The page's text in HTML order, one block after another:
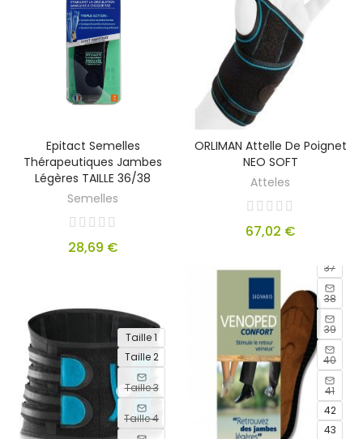
Epitact Semelles
Thérapeutiques Jambes
Légères TAILLE 36/38
Semelles
28,69 €
ORLIMAN Attelle De Poignet
NEO SOFT
Atteles
67,02 €
OUT
Taille 1
Taille 2
Taille 3
Taille 4
37
38
39
40
41
42
43